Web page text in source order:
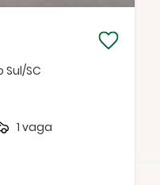
WhatsApp
SC
1 vaga